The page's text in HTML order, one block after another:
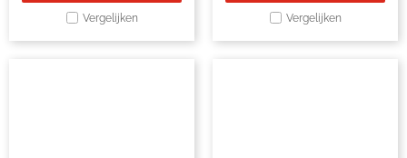
Vergelijken Vergelijken